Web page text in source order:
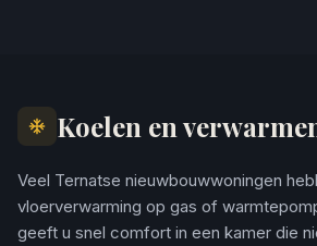
Koelen en
Veel Ternatse nieuwbouwwoningen
vloerverwarming op gas of
geeft u snel comfort in een kamer die